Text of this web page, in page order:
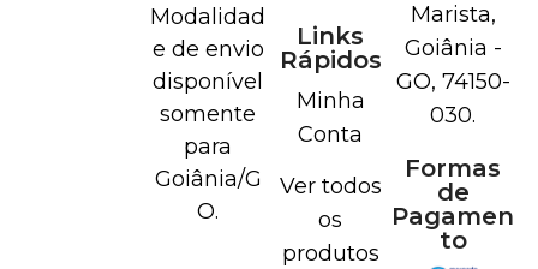
Modalidad
e de envio
disponível
somente
para
Goiânia/G
O.
Links
Rápidos
Minha
Conta
Ver todos
os
produtos
Marista,
Goiânia -
GO, 74150-
030.
Formas
de
Pagamen
to